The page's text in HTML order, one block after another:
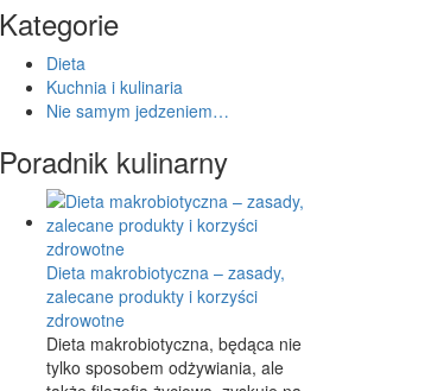
Kategorie
Dieta
Kuchnia i kulinaria
Nie samym jedzeniem…
Poradnik kulinarny
Dieta makrobiotyczna – zasady,
zalecane produkty i korzyści
zdrowotne
Dieta makrobiotyczna, będąca nie
tylko sposobem odżywiania, ale